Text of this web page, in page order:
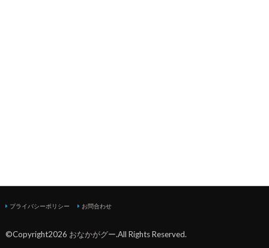
プライバシーポリシー お問合わせ
©Copyright2026 おなかがグー.All Rights Reserved.